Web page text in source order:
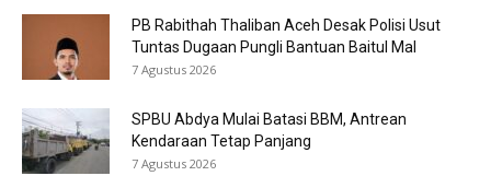
PB Rabithah Thaliban Aceh Desak Polisi Usut
Tuntas Dugaan Pungli Bantuan Baitul Mal
7 Agustus 2026
SPBU Abdya Mulai Batasi BBM, Antrean
Kendaraan Tetap Panjang
7 Agustus 2026